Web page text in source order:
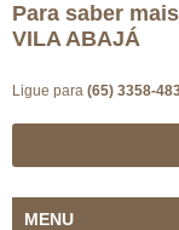
Para saber
VILA ABAJÁ
Ligue para (65) 3358-
MENU